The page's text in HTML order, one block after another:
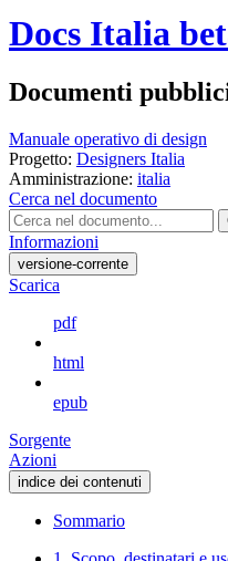
Docs Italia
Documenti
Manuale operativo di design
Progetto: Designers Italia
Amministrazione: italia
Cerca nel documento
Informazioni
versione-corrente
Scarica
pdf
html
epub
Sorgente
Azioni
indice dei contenuti
Sommario